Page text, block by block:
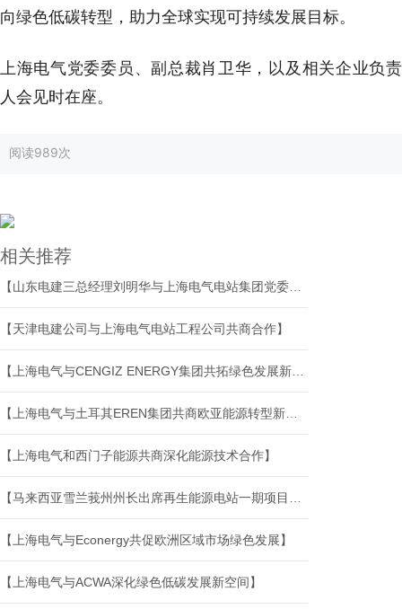
向绿色低碳转型，助力全球实现可持续发展目标。
上海电气党委委员、副总裁肖卫华，以及相关企业负责
人会见时在座。
阅读989次
相关推荐
【山东电建三总经理刘明华与上海电气电站集团党委副书记、总裁沈兵举行会谈】
【天津电建公司与上海电气电站工程公司共商合作】
【上海电气与CENGIZ ENERGY集团共拓绿色发展新空间】
【上海电气与土耳其EREN集团共商欧亚能源转型新机遇】
【上海电气和西门子能源共商深化能源技术合作】
【马来西亚雪兰莪州州长出席再生能源电站一期项目运营启动仪式】
【上海电气与Econergy共促欧洲区域市场绿色发展】
【上海电气与ACWA深化绿色低碳发展新空间】